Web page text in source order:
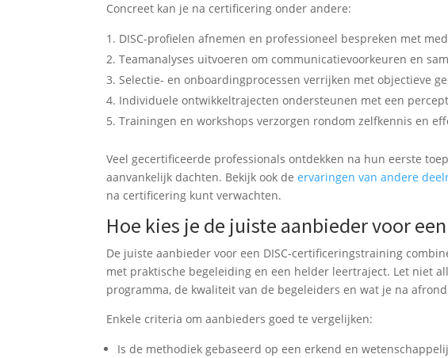
Concreet kan je na certificering onder andere:
DISC-profielen afnemen en professioneel bespreken met
Teamanalyses uitvoeren om communicatievoorkeuren en
Selectie- en onboardingprocessen verrijken met objectieve
Individuele ontwikkeltrajecten ondersteunen met een
Trainingen en workshops verzorgen rondom zelfkennis en
Veel gecertificeerde professionals ontdekken na hun eerste
aanvankelijk dachten. Bekijk ook deervaringen van andere
na certificering kunt verwachten.
Hoe kies je de juiste aanbieder voor
De juiste aanbieder voor een DISC-certificeringstraining
met praktische begeleiding en een helder leertraject. Let niet
programma, de kwaliteit van de begeleiders en wat je na
Enkele criteria om aanbieders goed te vergelijken:
Is de methodiek gebaseerd op een erkend en